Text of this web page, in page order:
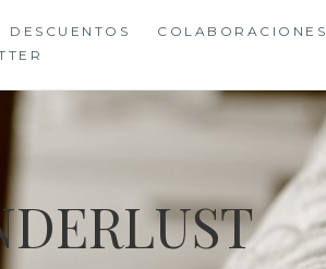
DESCUENTOS
COLABORACIONES